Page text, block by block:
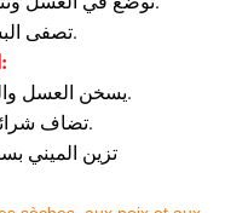
- تصفى البسطيلات برفق.
التزيين:
- يسخن العسل والكليكوز على نار هادئة.
- تضاف شرائح اللوز المحمص.
- تزين الميني